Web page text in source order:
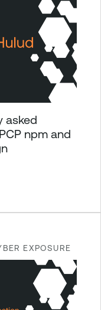
asked
npm and
EXPOSURE